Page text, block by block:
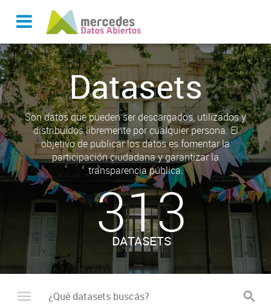
Datasets
Son datos que pueden ser descargados, utilizados y
distribuidos libremente por cualquier persona. El
objetivo de publicar los datos es fomentar la
participación ciudadana y garantizar la
transparencia pública.
313
DATASETS